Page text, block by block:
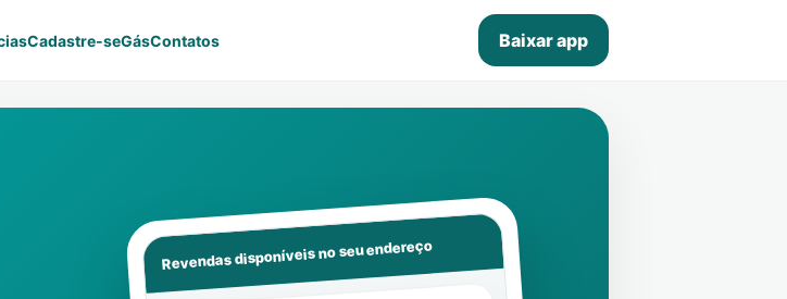
Cadastre-seGásContatos Baixar app
Revendas disponíveis no seu endereço